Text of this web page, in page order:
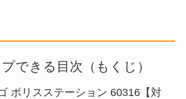
できる目次（もくじ）
ポリスステーション 60316【対